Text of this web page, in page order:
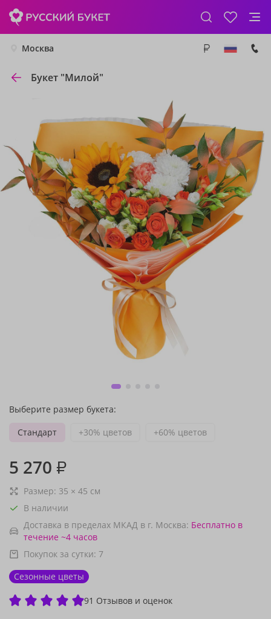
Москва
Букет "Милой"
Выберите размер букета:
Стандарт
+30% цветов +60% цветов
5 270 ₽
Размер: 35 × 45 см
В наличии
Доставка в пределах МКАД в г. Москва: Бесплатно в
течение ~4 часов
Покупок за сутки: 7
Сезонные цветы
91 Отзывов и оценок